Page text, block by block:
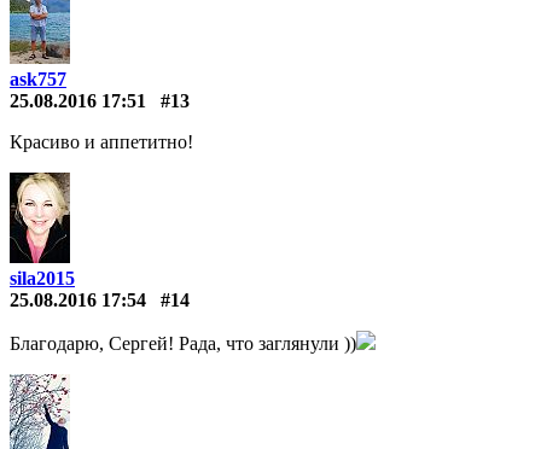
ask757
25.08.2016 17:51
#13
Красиво и аппетитно!
sila2015
25.08.2016 17:54
#14
Благодарю, Сергей! Рада, что заглянули ))